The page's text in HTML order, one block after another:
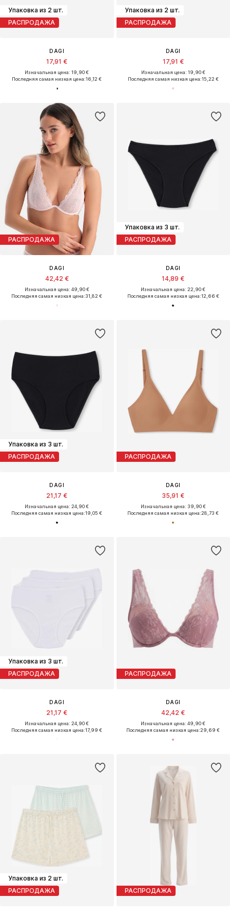
Упаковка из 2 шт.
РАСПРОДАЖА
DAGI
17,91 €
Изначальная цена: 19,90 €
Последняя самая низкая цена:16,12 €
Упаковка из 2 шт.
РАСПРОДАЖА
DAGI
17,91 €
Изначальная цена: 19,90 €
Последняя самая низкая цена:15,22 €
РАСПРОДАЖА
DAGI
42,42 €
Изначальная цена: 49,90 €
Последняя самая низкая цена:31,82 €
Упаковка из 3 шт.
РАСПРОДАЖА
DAGI
14,89 €
Изначальная цена: 22,90 €
Последняя самая низкая цена:12,66 €
Упаковка из 3 шт.
РАСПРОДАЖА
DAGI
21,17 €
Изначальная цена: 24,90 €
Последняя самая низкая цена:19,05 €
РАСПРОДАЖА
DAGI
35,91 €
Изначальная цена: 39,90 €
Последняя самая низкая цена:28,73 €
Упаковка из 3 шт.
РАСПРОДАЖА
DAGI
21,17 €
Изначальная цена: 24,90 €
Последняя самая низкая цена:17,99 €
РАСПРОДАЖА
DAGI
42,42 €
Изначальная цена: 49,90 €
Последняя самая низкая цена:29,69 €
Упаковка из 2 шт.
РАСПРОДАЖА
РАСПРОДАЖА